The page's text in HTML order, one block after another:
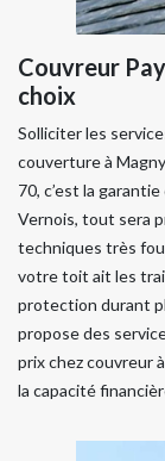
Couvreur
choix
​​​​​​​Solliciter les
couverture à
70, c’est la
Vernois, tout sera
techniques très
votre toit ait les
protection durant
propose des
prix chez couvreur
la capacité